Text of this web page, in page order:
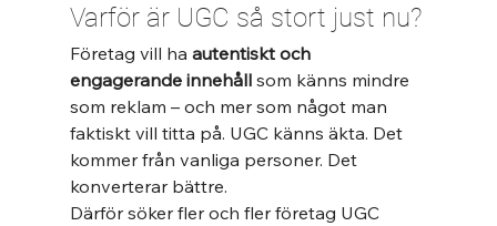
Varför är UGC så stort just nu?
Företag vill ha autentiskt och
engagerande innehåll som känns mindre
som reklam – och mer som något man
faktiskt vill titta på. UGC känns äkta. Det
kommer från vanliga personer. Det
konverterar bättre.
Därför söker fler och fler företag UGC